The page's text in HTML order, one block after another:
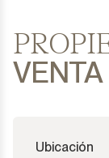
Ubicación